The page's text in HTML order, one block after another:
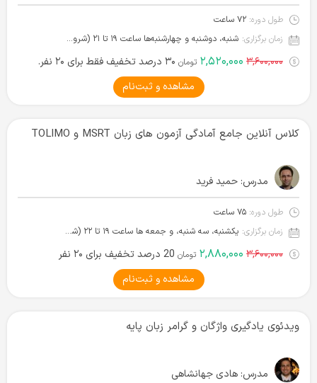
طول دوره: ۷۲ ساعت
زمان برگزاری:
شنبه، دوشنبه و چهارشنبه‌ها ساعت ۱۹ تا ۲۱ (شروع از ۱۴ آبان ۱۴۰۴)
۳,۶۰۰,۰۰۰ ۲,۵۲۰,۰۰۰ تومان ۳۰ درصد تخفیف فقط برای ۲۰ نفر.
مشاهده و ثبت‌نام
کلاس آنلاین جامع آمادگی آزمون های زبان MSRT و TOLIMO
مدرس: حمید فرید
طول دوره: ۷۵ ساعت
زمان برگزاری:
یکشنبه، سه شنبه، و جمعه ها ساعت ۱۹ تا ۲۲ (شروع از ۲۶ بهمن ۱۴۰۴)
۳,۶۰۰,۰۰۰ ۲,۸۸۰,۰۰۰ تومان 20 درصد تخفیف برای ۲۰ نفر
مشاهده و ثبت‌نام
ویدئوی یادگیری واژگان و گرامر زبان پایه
مدرس: هادی جهانشاهی